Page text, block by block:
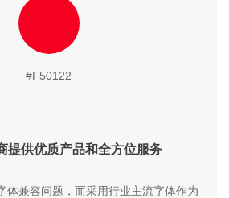
#F50122
提供优质产品和全方位服务
体兼容问题，而采用行业主流字体作为